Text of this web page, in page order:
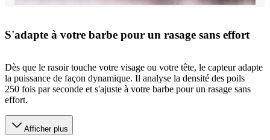
S'adapte à votre barbe pour un rasage sans effort
Dès que le rasoir touche votre visage ou votre tête, le capteur adapte
la puissance de façon dynamique. Il analyse la densité des poils
250 fois par seconde et s'ajuste à votre barbe pour un rasage sans
effort.
Afficher plus